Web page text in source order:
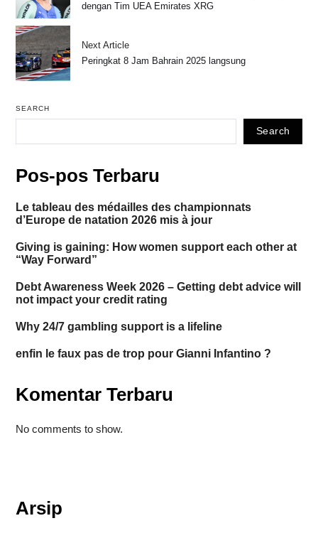
dengan Tim UEA Emirates XRG
Next Article
Peringkat 8 Jam Bahrain 2025 langsung
SEARCH
Search
Pos-pos Terbaru
Le tableau des médailles des championnats
d’Europe de natation 2026 mis à jour
Giving is gaining: How women support each other at
“Way Forward”
Debt Awareness Week 2026 – Getting debt advice will
not impact your credit rating
Why 24/7 gambling support is a lifeline
enfin le faux pas de trop pour Gianni Infantino ?
Komentar Terbaru
No comments to show.
Arsip